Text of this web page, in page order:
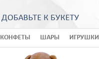
ДОБАВЬТЕ К БУКЕТУ
КОНФЕТЫ ШАРЫ ИГРУШКИ